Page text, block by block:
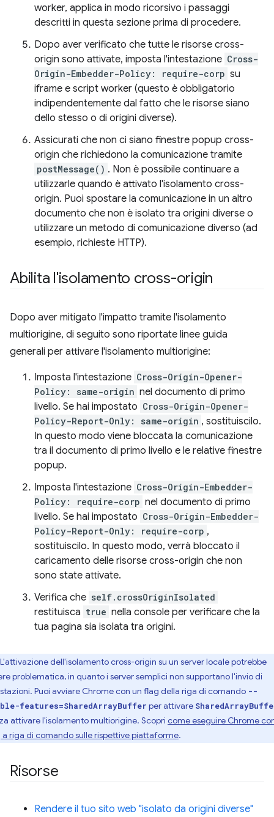
worker, applica in modo ricorsivo i passaggi
descritti in questa sezione prima di procedere.
Dopo aver verificato che tutte le risorse cross-
origin sono attivate, imposta l'intestazione Cross-
Origin-Embedder-Policy: require-corp su
iframe e script worker (questo è obbligatorio
indipendentemente dal fatto che le risorse siano
dello stesso o di origini diverse).
Assicurati che non ci siano finestre popup cross-
origin che richiedono la comunicazione tramite
postMessage() . Non è possibile continuare a
utilizzarle quando è attivato l'isolamento cross-
origin. Puoi spostare la comunicazione in un altro
documento che non è isolato tra origini diverse o
utilizzare un metodo di comunicazione diverso (ad
esempio, richieste HTTP).
Abilita l'isolamento cross-origin
Dopo aver mitigato l'impatto tramite l'isolamento
multiorigine, di seguito sono riportate linee guida
generali per attivare l'isolamento multiorigine:
Imposta l'intestazione Cross-Origin-Opener-
Policy: same-origin nel documento di primo
livello. Se hai impostato Cross-Origin-Opener-
Policy-Report-Only: same-origin , sostituiscilo.
In questo modo viene bloccata la comunicazione
tra il documento di primo livello e le relative finestre
popup.
Imposta l'intestazione Cross-Origin-Embedder-
Policy: require-corp nel documento di primo
livello. Se hai impostato Cross-Origin-Embedder-
Policy-Report-Only: require-corp ,
sostituiscilo. In questo modo, verrà bloccato il
caricamento delle risorse cross-origin che non
sono state attivate.
Verifica che self.crossOriginIsolated
restituisca true nella console per verificare che la
tua pagina sia isolata tra origini.
L'attivazione dell'isolamento cross-origin su un server locale potrebbe
problematica, in quanto i server semplici non supportano l'invio di
Puoi avviare Chrome con un flag della riga di comando --
features=SharedArrayBuffer per attivare
attivare l'isolamento multiorigine. Scopri come eseguire Chrome
a riga di comando sulle rispettive piattaforme.
Risorse
Rendere il tuo sito web "isolato da origini diverse"